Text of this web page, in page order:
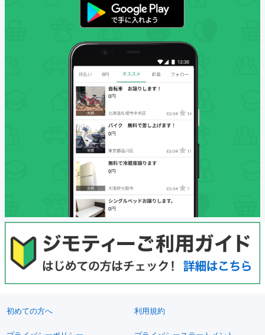
初めての方へ 利用規約